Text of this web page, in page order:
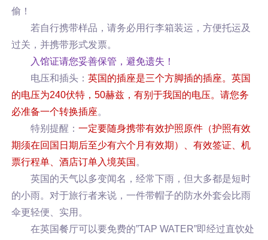
偷！
若自行携带样品，请务必用行李箱装运，方便托运及
过关，并携带形式发票。
入馆证请您妥善保管，避免遗失！
电压和插头： 英国的插座是三个方脚插的插座。英国
的电压为240伏特，50赫兹，有别于我国的电压。请您务
必准备一个转换插座。
特别提醒： 一定要随身携带有效护照原件（护照有效
期须在回国日期后至少有六个月有效期）、有效签证、机
票行程单、酒店订单入境英国 。
英国的天气以多变闻名，经常下雨，但大多都是短时
的小雨。对于旅行者来说，一件带帽子的防水外套会比雨
伞更轻便、实用。
在英国餐厅可以要免费的”TAP WATER”即经过直饮处